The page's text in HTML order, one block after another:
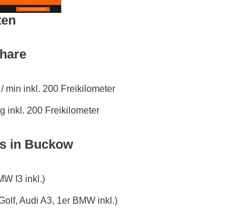
min inkl. 200 Freikilometer
inkl. 200 Freikilometer
in Buckow
I3 inkl.)
Audi A3, 1er BMW inkl.)